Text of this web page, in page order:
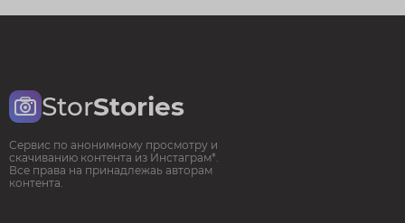
StorStories
Сервис по анонимному просмотру и
скачиванию контента из Инстаграм*.
Все права на принадлежаь авторам
контента.